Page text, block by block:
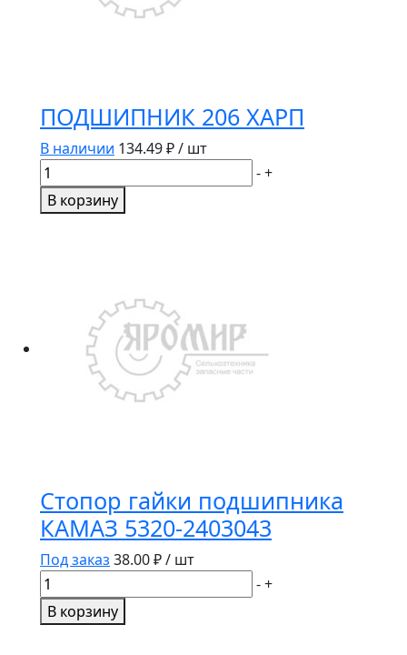
ПОДШИПНИК 206 ХАРП
В наличии 134.49₽ / шт
Количество
товара
ПОДШИПНИК
-+
В корзину
Стопор гайки подшипника
КАМАЗ 5320-2403043
Под заказ 38.00₽ / шт
Количество
товара
Стопор
-+
В корзину